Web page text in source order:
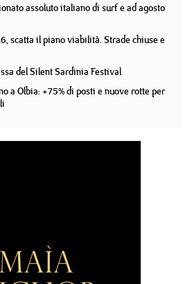
assoluto italiano di surf e ad agosto
scatta il piano viabilità. Strade chiuse e
del Silent Sardinia Festival
a Olbia: +75% di posti e nuove rotte per